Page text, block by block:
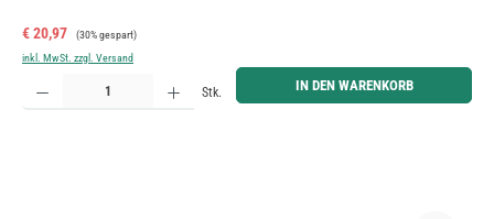
Verkaufspreis:
€ 20,97 Regulärer Preis:
(30% gespart)
inkl. MwSt. zzgl. Versand
Produkt Anzahl: Gib den gewünschten Wert ein oder benutze die Schaltflächen um die Anzahl zu
Stk. IN DEN WARENKORB